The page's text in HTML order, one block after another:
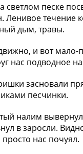
светлом песке
Ленивое течение
дым, травы.
и вот мало-
нас подводное
засновали
песчинки.
налим
в заросли.
нас почуял.